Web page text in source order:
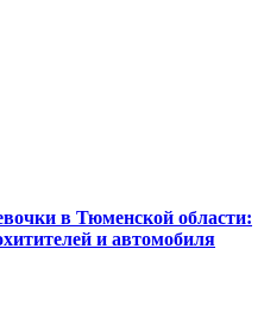
в Тюменской области:
и автомобиля